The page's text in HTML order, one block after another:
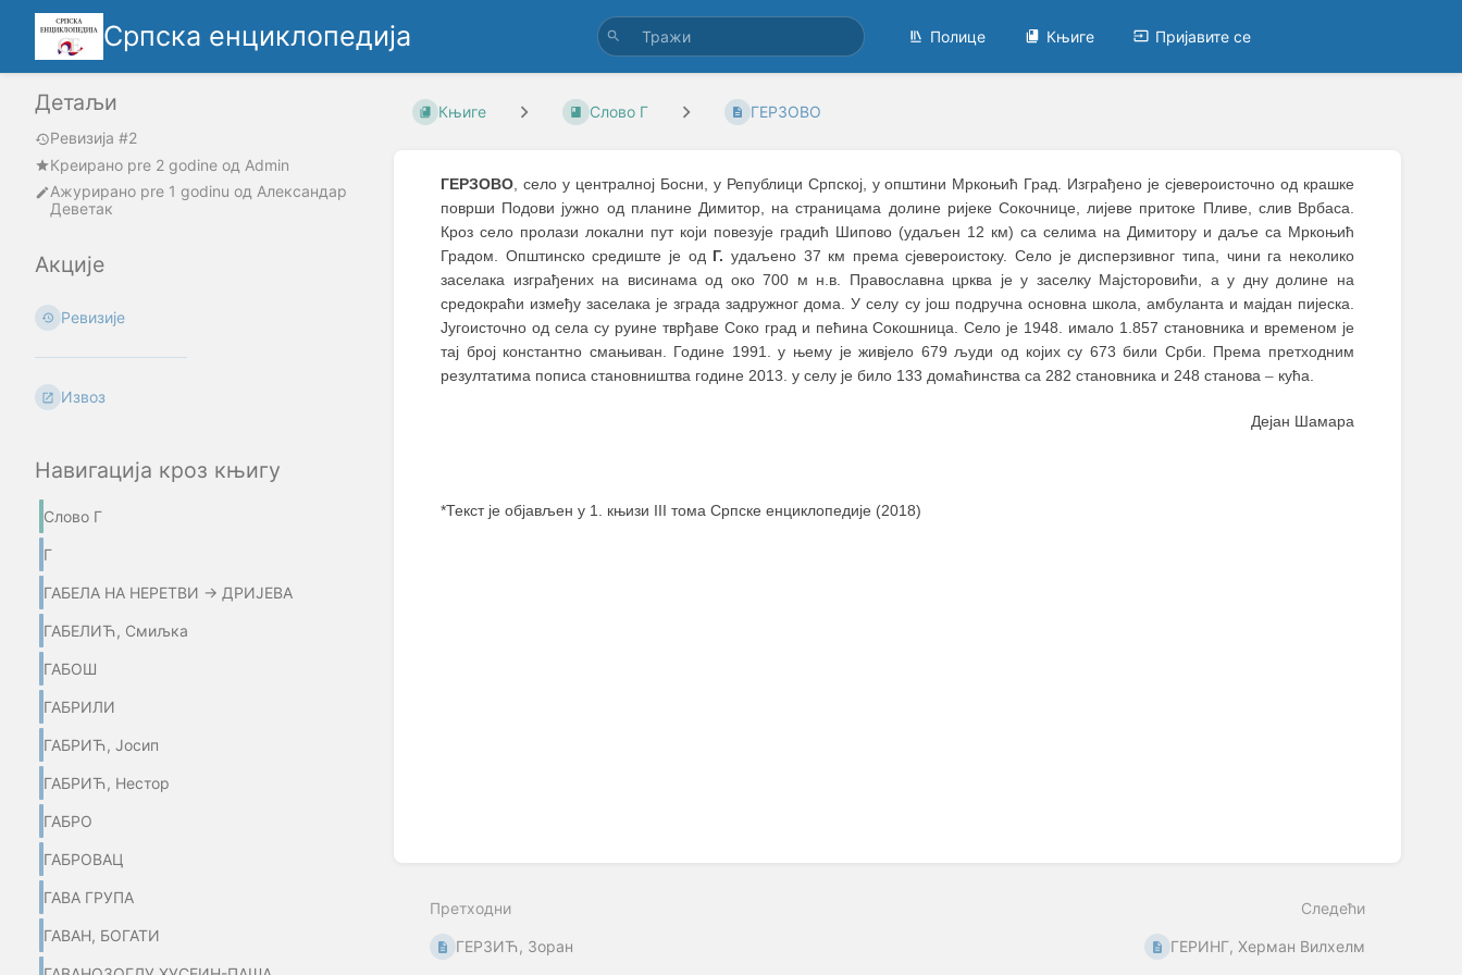
Српска енциклопедија Полице Књиге Пријавите се
Детаљи
Ревизија #2
Креирано pre 2 godine oд Admin
Ажурирано pre 1 godinu од Александар
Деветак
Акције
Ревизије
Извоз
Навигација кроз књигу
Слово Г
Г
ГАБЕЛА НА НЕРЕТВИ → ДРИЈЕВА
ГАБЕЛИЋ, Смиљка
ГАБОШ
ГАБРИЛИ
ГАБРИЋ, Јосип
ГАБРИЋ, Нестор
ГАБРО
ГАБРОВАЦ
ГАВА ГРУПА
ГАВАН, БОГАТИ
Књиге Слово Г ГЕРЗОВО
ГЕРЗОВО, село у централној Босни, у Републици Српској, у општини Мркоњић Град. Изграђено је сјевероисточно од крашке
површи Подови јужно од планине Димитор, на страницама долине ријеке Сокочнице, лијеве притоке Пливе, слив Врбаса.
Кроз село пролази локални пут који повезује градић Шипово (удаљен 12 км) са селима на Димитору и даље са Мркоњић
Градом. Општинско средиште је од Г. удаљено 37 км према сјевероистоку. Село је дисперзивног типа, чини га неколико
заселака изграђених на висинама од око 700 м н.в. Православна црква је у заселку Мајсторовићи, а у дну долине на
средокраћи између заселака је зграда задружног дома. У селу су још подручна основна школа, амбуланта и мајдан пијеска.
Југоисточно од села су руине тврђаве Соко град и пећина Сокошница. Село је 1948. имало 1.857 становника и временом је
тај број константно смањиван. Године 1991. у њему је живјело 679 људи од којих су 673 били Срби. Према претходним
резултатима пописа становништва године 2013. у селу је било 133 домаћинства са 282 становника и 248 станова – кућа.
Дејан Шамара
*Текст је објављен у 1. књизи III тома Српске енциклопедије (2018)
Претходни
ГЕРЗИЋ, Зоран
Следећи
ГЕРИНГ, Херман Вилхелм